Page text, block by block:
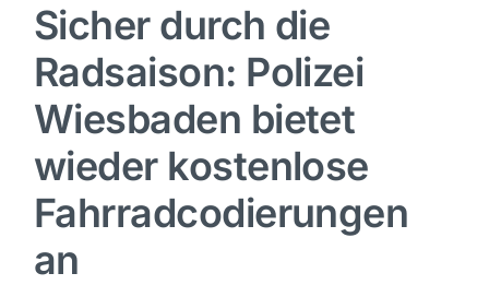
Politik
Wirtschaft
Sport
Sicher durch die
Radsaison: Polizei
Wiesbaden bietet
wieder kostenlose
Fahrradcodierungen
an